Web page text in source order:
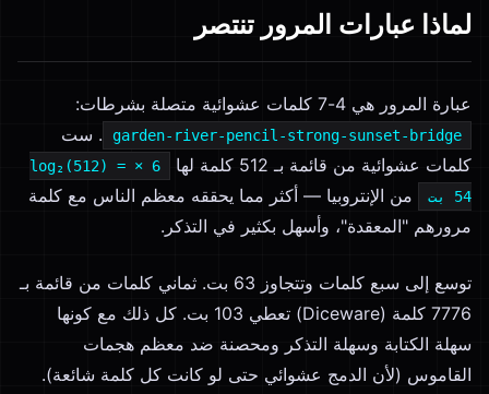
لماذا عبارات المرور تنتصر
عبارة المرور هي 4-7 كلمات عشوائية متصلة بشرطات:
garden-river-pencil-strong-sunset-bridge
. ست
كلمات عشوائية من قائمة بـ 512 كلمة لها
6 × log₂(512) =
54 بت
من الإنتروبيا — أكثر مما يحققه معظم الناس مع كلمة
مرورهم "المعقدة"، وأسهل بكثير في التذكر.
توسع إلى سبع كلمات وتتجاوز 63 بت. ثماني كلمات من قائمة بـ
7776 كلمة (Diceware) تعطي 103 بت. كل ذلك مع كونها
سهلة الكتابة وسهلة التذكر ومحصنة ضد معظم هجمات
القاموس (لأن الدمج عشوائي حتى لو كانت كل كلمة شائعة).